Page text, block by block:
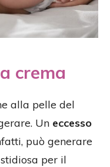
crema
alla pelle del
Un eccesso
può generare
per il